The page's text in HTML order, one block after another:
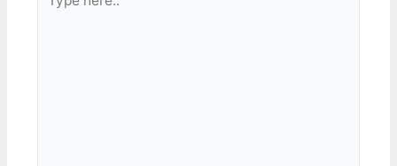
here..